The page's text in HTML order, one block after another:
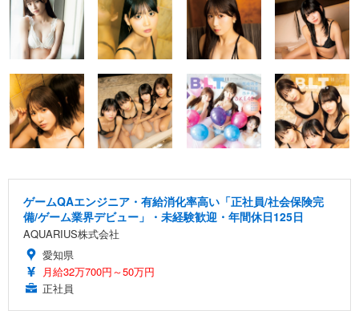
ゲームQAエンジニア・有給消化率高い「正社員/社会保険完
備/ゲーム業界デビュー」・未経験歓迎・年間休日125日
AQUARIUS株式会社
愛知県
月給32万700円～50万円
正社員